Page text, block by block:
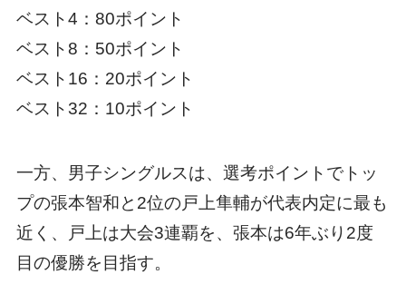
ベスト4：80ポイント
ベスト8：50ポイント
ベスト16：20ポイント
ベスト32：10ポイント
一方、男子シングルスは、選考ポイントでトッ
プの張本智和と2位の戸上隼輔が代表内定に最も
近く、戸上は大会3連覇を、張本は6年ぶり2度
目の優勝を目指す。